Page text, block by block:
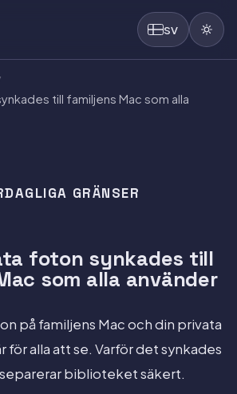
SV
till familjens Mac som alla
GRÄNSER
foton synkades till
som alla använder
på familjens Mac och din privata
för alla att se. Varför det synkades
biblioteket säkert.